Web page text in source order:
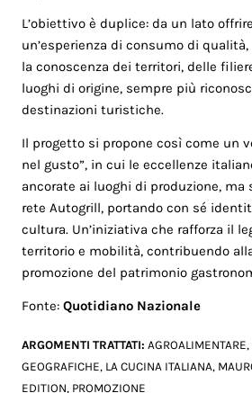
L’obiettivo è duplice: da un lato
un’esperienza di consumo di
la conoscenza dei territori, delle
luoghi di origine, sempre più
destinazioni turistiche.
Il progetto si propone così come un
nel gusto”, in cui le eccellenze
ancorate ai luoghi di produzione, ma
rete Autogrill, portando con sé
cultura. Un’iniziativa che rafforza il
territorio e mobilità, contribuendo
promozione del patrimonio
Fonte:Quotidiano Nazionale
ARGOMENTI TRATTATI:AGROALIMENTARE,
GEOGRAFICHE, LA CUCINA ITALIANA,
EDITION, PROMOZIONE